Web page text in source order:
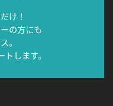
け！
の方にも
。
します。